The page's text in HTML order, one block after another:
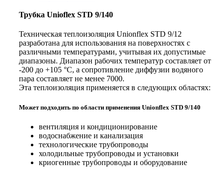
т
т
о
в
а
р
а
Т
у
к
U
n
Трубка Unioflex STD 9/140
Техническая теплоизоляция Unionflex STD 9/12
разработана для использования на поверхностях с
различными температурами, учитывая их допустимые
диапазоны. Диапазон рабочих температур составляет от
-200 до +105 °C, а сопротивление диффузии водяного
пара составляет не менее 7000.
Эта теплоизоляция применяется в следующих областях:
Может подходить по области применения Unionflex STD 9/140
вентиляция и кондиционирование
водоснабжение и канализация
технологические трубопроводы
холодильные трубопроводы и установки
криогенные трубопроводы и оборудование